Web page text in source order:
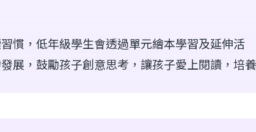
慣，低年級學生會透過單元繪本學習及延伸活
展，鼓勵孩子創意思考，讓孩子愛上閱讀，培